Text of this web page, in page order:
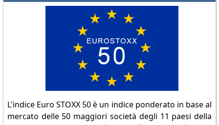
L'indice Euro STOXX 50 è un indice ponderato in base al
mercato delle 50 maggiori società degli 11 paesi della